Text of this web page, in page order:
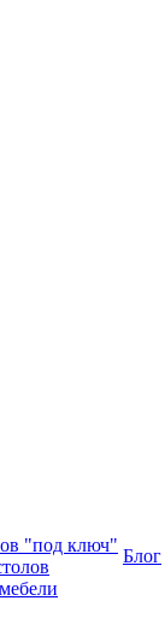
"под ключ"
Блог